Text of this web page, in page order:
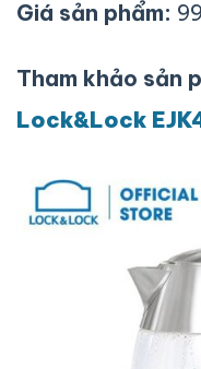
Giá sản phẩm:
Tham khảo sản
Lock&Lock